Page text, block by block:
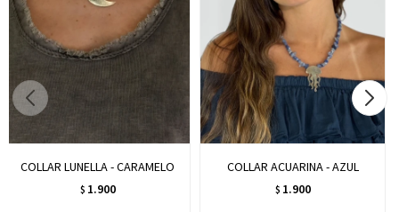
COLLAR LUNELLA - CARAMELO
$ 1.900
COLLAR ACUARINA - AZUL
$ 1.900